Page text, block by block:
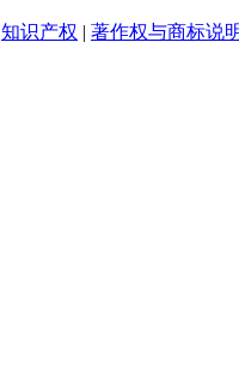
知识产权 | 著作权与商标说